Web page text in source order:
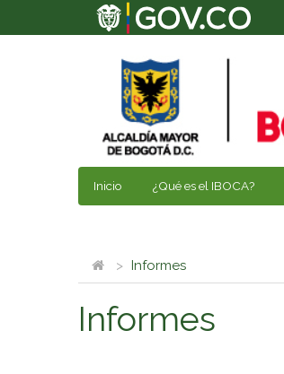
Inicio ¿Qué es el IBOCA?
Informes
Informes